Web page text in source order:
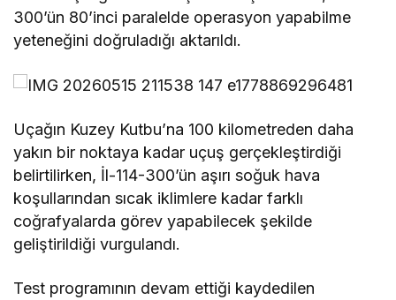
300’ün 80’inci paralelde operasyon yapabilme
yeteneğini doğruladığı aktarıldı.
Uçağın Kuzey Kutbu’na 100 kilometreden daha
yakın bir noktaya kadar uçuş gerçekleştirdiği
belirtilirken, İl-114-300’ün aşırı soğuk hava
koşullarından sıcak iklimlere kadar farklı
coğrafyalarda görev yapabilecek şekilde
geliştirildiği vurgulandı.
Test programının devam ettiği kaydedilen